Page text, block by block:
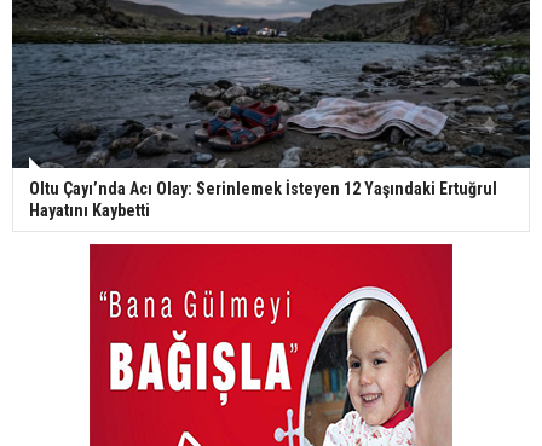
Oltu Çayı’nda Acı Olay: Serinlemek İsteyen 12 Yaşındaki Ertuğrul
Hayatını Kaybetti